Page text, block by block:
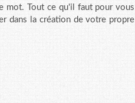
mot. Tout ce qu'il faut pour vous
dans la création de votre propre